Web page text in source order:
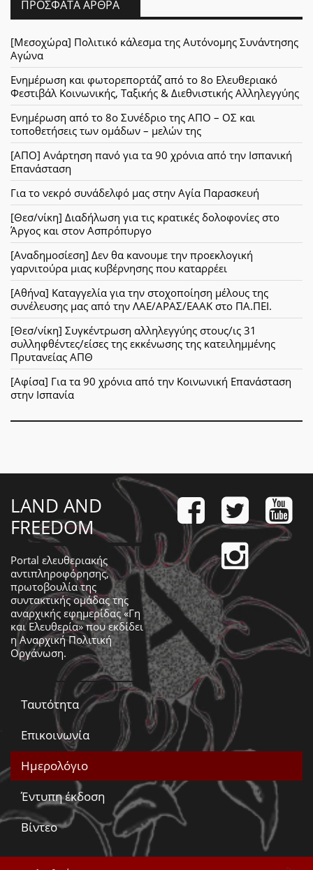
ΠΡΌΣΦΑΤΑ ΆΡΘΡΑ
[Μεσοχώρα] Πολιτικό κάλεσμα της Αυτόνομης Συνάντησης
Αγώνα
Ενημέρωση και φωτορεπορτάζ από το 8ο Ελευθεριακό
Φεστιβάλ Κοινωνικής, Ταξικής & Διεθνιστικής Αλληλεγγύης
Ενημέρωση από το 8ο Συνέδριο της ΑΠΟ – ΟΣ και
τοποθετήσεις των ομάδων – μελών της
[ΑΠΟ] Ανάρτηση πανό για τα 90 χρόνια από την Ισπανική
Επανάσταση
Για το νεκρό συνάδελφό μας στην Αγία Παρασκευή
[Θεσ/νίκη] Διαδήλωση για τις κρατικές δολοφονίες στο
Άργος και στον Ασπρόπυργο
[Αναδημοσίεση] Δεν θα κανουμε την προεκλογική
γαρνιτούρα μιας κυβέρνησης που καταρρέει
[Αθήνα] Καταγγελία για την στοχοποίηση μέλους της
συνέλευσης μας από την ΛΑΕ/ΑΡΑΣ/ΕΑΑΚ στο ΠΑ.ΠΕΙ.
[Θεσ/νίκη] Συγκέντρωση αλληλεγγύης στους/ις 31
συλληφθέντες/είσες της εκκένωσης της κατειλημμένης
Πρυτανείας ΑΠΘ
[Αφίσα] Για τα 90 χρόνια από την Κοινωνική Επανάσταση
στην Ισπανία
LAND AND
FREEDOM
Portal ελευθεριακής
αντιπληροφόρησης,
πρωτοβουλία της
συντακτικής ομάδας της
αναρχικής εφημερίδας «Γη
και Ελευθερία» που εκδίδει
ηΑναρχική Πολιτική
Οργάνωση.
Ταυτότητα
Επικοινωνία
Ημερολόγιο
Έντυπη έκδοση
Βίντεο